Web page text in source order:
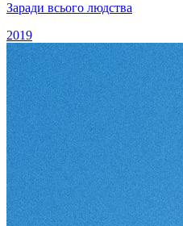
Заради всього людства
2019